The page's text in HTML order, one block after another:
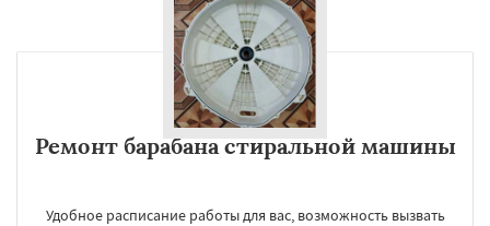
Ремонт барабана стиральной машины
Удобное расписание работы для вас, возможность вызвать